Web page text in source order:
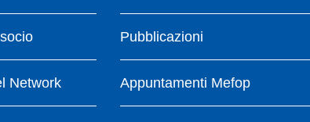
Network
Pubblicazioni
Appuntamenti Mefop